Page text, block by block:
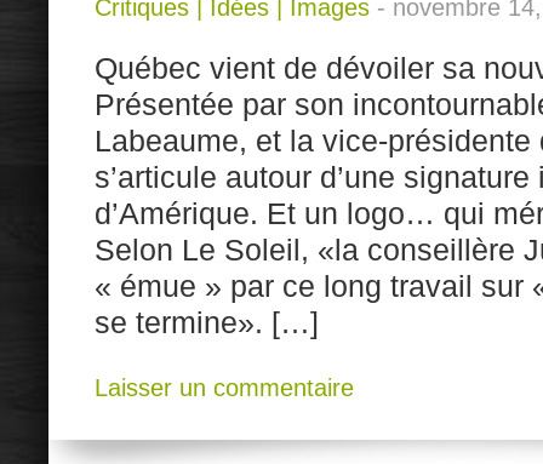
Critiques Idées Images - novembre
Québec vient de dévoiler sa
Présentée par son
Labeaume, et la vice-
s’articule autour d’une
d’Amérique. Et un logo… qui
Selon Le Soleil, «la conseillère
« émue » par ce long travail sur
se termine». […]
Laisser un commentaire